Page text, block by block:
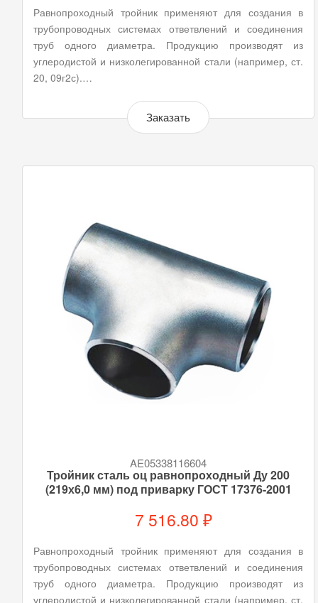
Равнопроходный тройник применяют для создания в
трубопроводных системах ответвлений и соединения
труб одного диаметра. Продукцию производят из
углеродистой и низколегированной стали (например, ст.
20, 09г2с).…
Заказать
AE05338116604
Тройник сталь оц равнопроходный Ду 200
(219х6,0 мм) под приварку ГОСТ 17376-2001
7 516.80 ₽
Равнопроходный тройник применяют для создания в
трубопроводных системах ответвлений и соединения
труб одного диаметра. Продукцию производят из
углеродистой и низколегированной стали (например, ст.